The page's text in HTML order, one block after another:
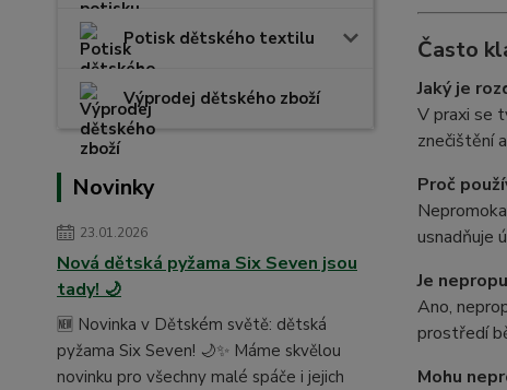
Potisk dětského textilu
Výprodej dětského zboží
Novinky
23.01.2026
Nová dětská pyžama Six Seven jsou
tady! 🌙
🆕 Novinka v Dětském světě: dětská
pyžama Six Seven! 🌙✨ Máme skvělou
novinku pro všechny malé spáče i jejich
Často
Jaký je
V praxi se
znečištění
Proč
usnadňuje
Je
Ano,
prostředí
Mohu